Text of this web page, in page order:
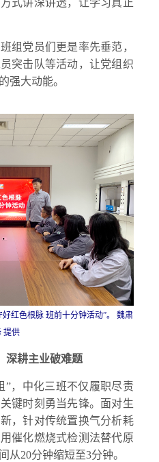
组党员们更是率先垂范，
突击队等活动，让党组织
强大动能。
红色根脉 班前十分钟活动”。 魏肃
提供
深耕主业破难题
”，中化三班不仅履职尽责
键时刻勇当先锋。面对生
，针对传统置换气分析耗
催化燃烧式检测法替代原
从20分钟缩短至3分钟。